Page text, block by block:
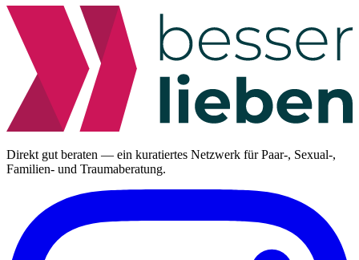
Direkt gut beraten — ein kuratiertes Netzwerk für Paar-, Sexual-,
Familien- und Traumaberatung.